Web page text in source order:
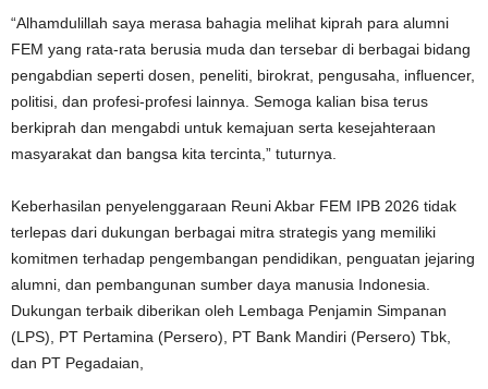
“Alhamdulillah saya merasa bahagia melihat kiprah para alumni
FEM yang rata-rata berusia muda dan tersebar di berbagai bidang
pengabdian seperti dosen, peneliti, birokrat, pengusaha, influencer,
politisi, dan profesi-profesi lainnya. Semoga kalian bisa terus
berkiprah dan mengabdi untuk kemajuan serta kesejahteraan
masyarakat dan bangsa kita tercinta,” tuturnya.
Keberhasilan penyelenggaraan Reuni Akbar FEM IPB 2026 tidak
terlepas dari dukungan berbagai mitra strategis yang memiliki
komitmen terhadap pengembangan pendidikan, penguatan jejaring
alumni, dan pembangunan sumber daya manusia Indonesia.
Dukungan terbaik diberikan oleh Lembaga Penjamin Simpanan
(LPS), PT Pertamina (Persero), PT Bank Mandiri (Persero) Tbk,
dan PT Pegadaian,